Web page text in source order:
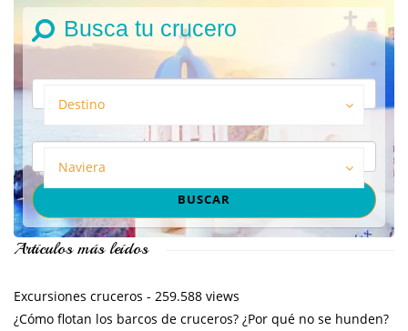
Busca tu crucero
Destino
Naviera
Artículos más leídos
Excursiones cruceros - 259.588 views
¿Cómo flotan los barcos de cruceros? ¿Por qué no se hunden?